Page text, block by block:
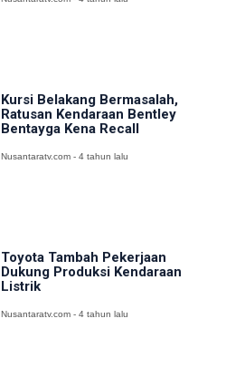
Kursi Belakang Bermasalah,
Ratusan Kendaraan Bentley
Bentayga Kena Recall
Nusantaratv.com - 4 tahun lalu
Toyota Tambah Pekerjaan
Dukung Produksi Kendaraan
Listrik
Nusantaratv.com - 4 tahun lalu